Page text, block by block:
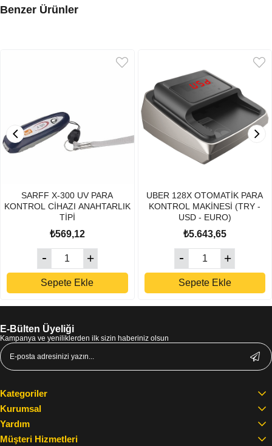
Benzer Ürünler
SARFF X-300 UV PARA
KONTROL CİHAZI ANAHTARLIK
TİPİ
₺569,12
Sepete Ekle
UBER 128X OTOMATİK PARA
KONTROL MAKİNESİ (TRY -
USD - EURO)
₺5.643,65
Sepete Ekle
E-Bülten Üyeliği
Kampanya ve yeniliklerden ilk sizin haberiniz olsun
Kategoriler
Kurumsal
Yardım
Müşteri Hizmetleri